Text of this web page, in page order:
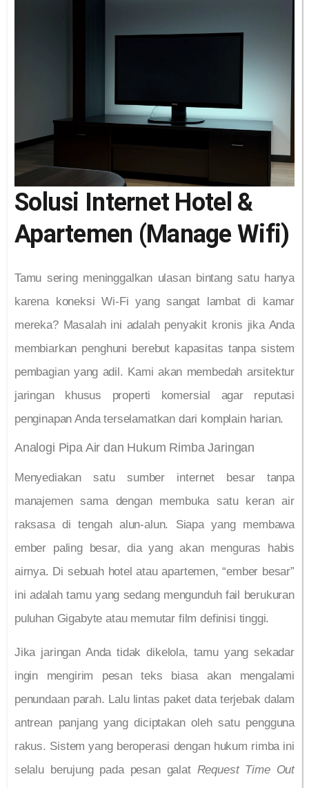
Solusi Internet Hotel &
Apartemen (Manage Wifi)
Tamu sering meninggalkan ulasan bintang satu hanya
karena koneksi Wi-Fi yang sangat lambat di kamar
mereka? Masalah ini adalah penyakit kronis jika Anda
membiarkan penghuni berebut kapasitas tanpa sistem
pembagian yang adil. Kami akan membedah arsitektur
jaringan khusus properti komersial agar reputasi
penginapan Anda terselamatkan dari komplain harian.
Analogi Pipa Air dan Hukum Rimba Jaringan
Menyediakan satu sumber internet besar tanpa
manajemen sama dengan membuka satu keran air
raksasa di tengah alun-alun. Siapa yang membawa
ember paling besar, dia yang akan menguras habis
airnya. Di sebuah hotel atau apartemen, “ember besar”
ini adalah tamu yang sedang mengunduh fail berukuran
puluhan Gigabyte atau memutar film definisi tinggi.
Jika jaringan Anda tidak dikelola, tamu yang sekadar
ingin mengirim pesan teks biasa akan mengalami
penundaan parah. Lalu lintas paket data terjebak dalam
antrean panjang yang diciptakan oleh satu pengguna
rakus. Sistem yang beroperasi dengan hukum rimba ini
selalu berujung pada pesan galat Request Time Out